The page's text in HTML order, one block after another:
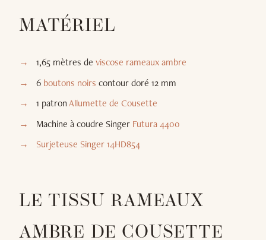
MATÉRIEL
1,65 mètres de viscose rameaux ambre
6 boutons noirs contour doré 12 mm
1 patronAllumette de Cousette
Machine à coudre Singer Futura 4400
Surjeteuse Singer 14HD854
LE TISSU RAMEAUX
AMBRE DE COUSETTE